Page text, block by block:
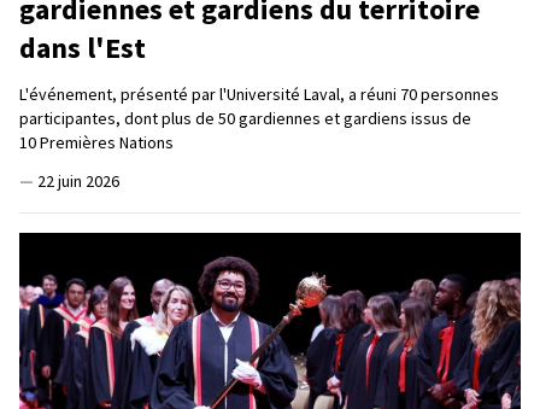
gardiennes et gardiens du territoire
dans l'Est
L'événement, présenté par l'Université Laval, a réuni 70 personnes
participantes, dont plus de 50 gardiennes et gardiens issus de
10 Premières Nations
— 22 juin 2026